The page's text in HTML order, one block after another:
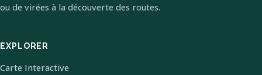
ou de virées à la découverte des routes.
EXPLORER
Carte Interactive